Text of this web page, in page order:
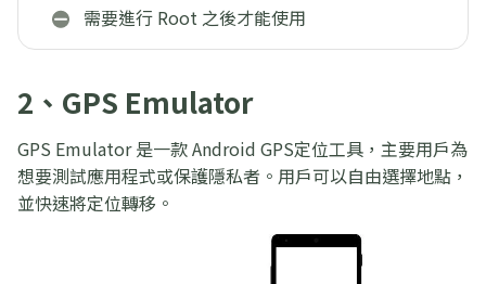
需要進行 Root 之後才能使用
2、GPS Emulator
GPS Emulator 是一款 Android GPS定位工具，主要用戶為
想要測試應用程式或保護隱私者。用戶可以自由選擇地點，
並快速將定位轉移。